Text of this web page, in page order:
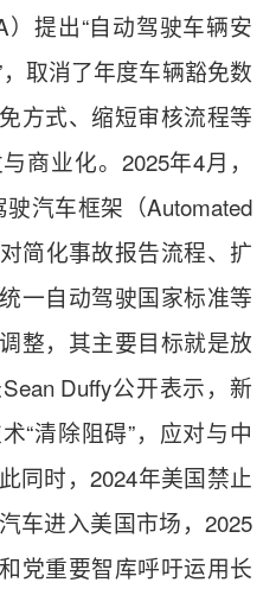
提出“自动驾驶车辆安
取消了年度车辆豁免数
方式、缩短审核流程等
商业化。2025年4月，
汽车框架（Automated
简化事故报告流程、扩
一自动驾驶国家标准等
整，其主要目标就是放
Sean Duffy公开表示，新
“清除阻碍”，应对与中
同时，2024年美国禁止
车进入美国市场，2025
党重要智库呼吁运用长